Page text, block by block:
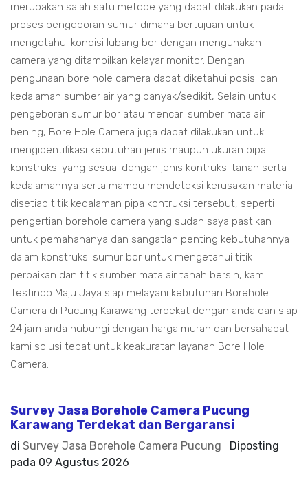
merupakan salah satu metode yang dapat dilakukan pada
proses pengeboran sumur dimana bertujuan untuk
mengetahui kondisi lubang bor dengan mengunakan
camera yang ditampilkan kelayar monitor. Dengan
pengunaan bore hole camera dapat diketahui posisi dan
kedalaman sumber air yang banyak/sedikit, Selain untuk
pengeboran sumur bor atau mencari sumber mata air
bening, Bore Hole Camera juga dapat dilakukan untuk
mengidentifikasi kebutuhan jenis maupun ukuran pipa
konstruksi yang sesuai dengan jenis kontruksi tanah serta
kedalamannya serta mampu mendeteksi kerusakan material
disetiap titik kedalaman pipa kontruksi tersebut, seperti
pengertian borehole camera yang sudah saya pastikan
untuk pemahananya dan sangatlah penting kebutuhannya
dalam konstruksi sumur bor untuk mengetahui titik
perbaikan dan titik sumber mata air tanah bersih, kami
Testindo Maju Jaya siap melayani kebutuhan Borehole
Camera di Pucung Karawang terdekat dengan anda dan siap
24 jam anda hubungi dengan harga murah dan bersahabat
kami solusi tepat untuk keakuratan layanan Bore Hole
Camera.
Survey Jasa Borehole Camera Pucung
Karawang Terdekat dan Bergaransi
di Survey Jasa Borehole Camera Pucung
Diposting
pada 09 Agustus 2026